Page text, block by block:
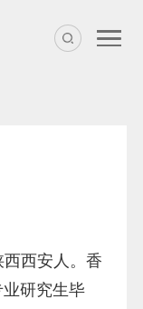
西安人。 香
业研究生毕